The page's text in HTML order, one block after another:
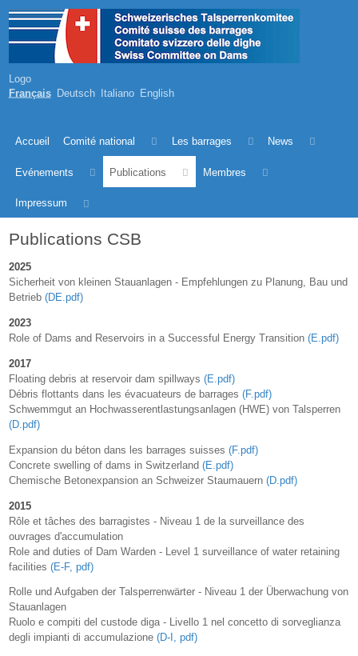
Logo
Français Deutsch Italiano English
Accueil Comité national Les barrages News
Evénements Publications Membres
Impressum
Publications CSB
2025
Sicherheit von kleinen Stauanlagen - Empfehlungen zu Planung, Bau und
Betrieb (DE.pdf)
2023
Role of Dams and Reservoirs in a Successful Energy Transition (E.pdf)
2017
Floating debris at reservoir dam spillways (E.pdf)
Débris flottants dans les évacuateurs de barrages (F.pdf)
Schwemmgut an Hochwasserentlastungsanlagen (HWE) von Talsperren
(D.pdf)
Expansion du béton dans les barrages suisses (F.pdf)
Concrete swelling of dams in Switzerland (E.pdf)
Chemische Betonexpansion an Schweizer Staumauern (D.pdf)
2015
Rôle et tâches des barragistes - Niveau 1 de la surveillance des
ouvrages d'accumulation
Role and duties of Dam Warden - Level 1 surveillance of water retaining
facilities (E-F, pdf)
Rolle und Aufgaben der Talsperrenwärter - Niveau 1 der Überwachung von
Stauanlagen
Ruolo e compiti del custode diga - Livello 1 nel concetto di sorveglianza
degli impianti di accumulazione (D-I, pdf)